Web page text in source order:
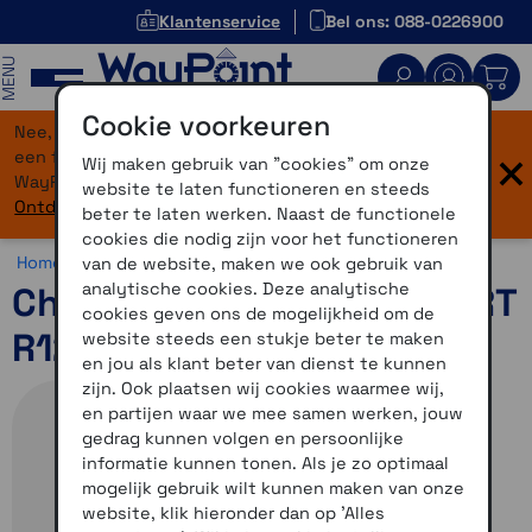
Klantenservice Bel ons: 088-0226900
Nee, je bent niet verdwaald! Onze website heeft
een flinke upgrade gekregen. Dezelfde vertrouwde
WayPoint-service, maar dan in een modern jasje.
Ontdek hier wat er allemaal nieuw is.
×
Home >Accessoires >Overig > Chigee accessoires
Chigee AIO-6 BMW R1200RT
R1250RT uitbreiding
Cookie voorkeuren
Wij maken gebruik van "cookies" om onze
website te laten functioneren en steeds
beter te laten werken. Naast de functionele
cookies die nodig zijn voor het functioneren
van de website, maken we ook gebruik van
analytische cookies. Deze analytische
cookies geven ons de mogelijkheid om de
website steeds een stukje beter te maken
en jou als klant beter van dienst te kunnen
zijn. Ook plaatsen wij cookies waarmee wij,
en partijen waar we mee samen werken, jouw
gedrag kunnen volgen en persoonlijke
informatie kunnen tonen. Als je zo optimaal
mogelijk gebruik wilt kunnen maken van onze
website, klik hieronder dan op 'Alles